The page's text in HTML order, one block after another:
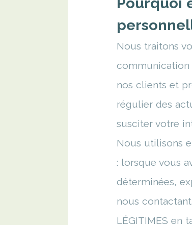
Nous traitons
communication
nos clients et
régulier des
susciter votre
Nous utilisons
: lorsque vous
déterminées,
nous
LÉGITIMES en